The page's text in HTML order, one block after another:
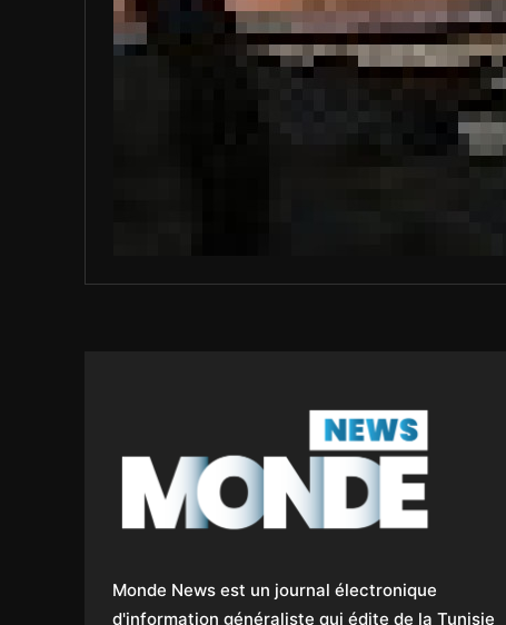
Monde News est un journal électronique
d'information généraliste qui édite de la Tunisie